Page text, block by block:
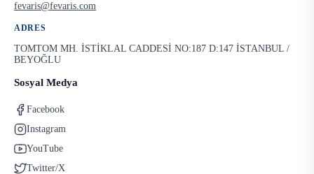
fevaris@fevaris.com
ADRES
TOMTOM MH. İSTİKLAL CADDESİ NO:187 D:147 İSTANBUL /
BEYOĞLU
Sosyal Medya
Facebook
Instagram
YouTube
Twitter/X